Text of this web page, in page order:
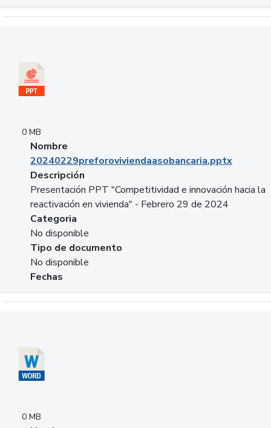
0 MB
Nombre
20240229preforoviviendaasobancaria.pptx
Descripción
Presentación PPT "Competitividad e innovación hacia la
reactivación en vivienda" - Febrero 29 de 2024
Categoria
No disponible
Tipo de documento
No disponible
Fechas
0 MB